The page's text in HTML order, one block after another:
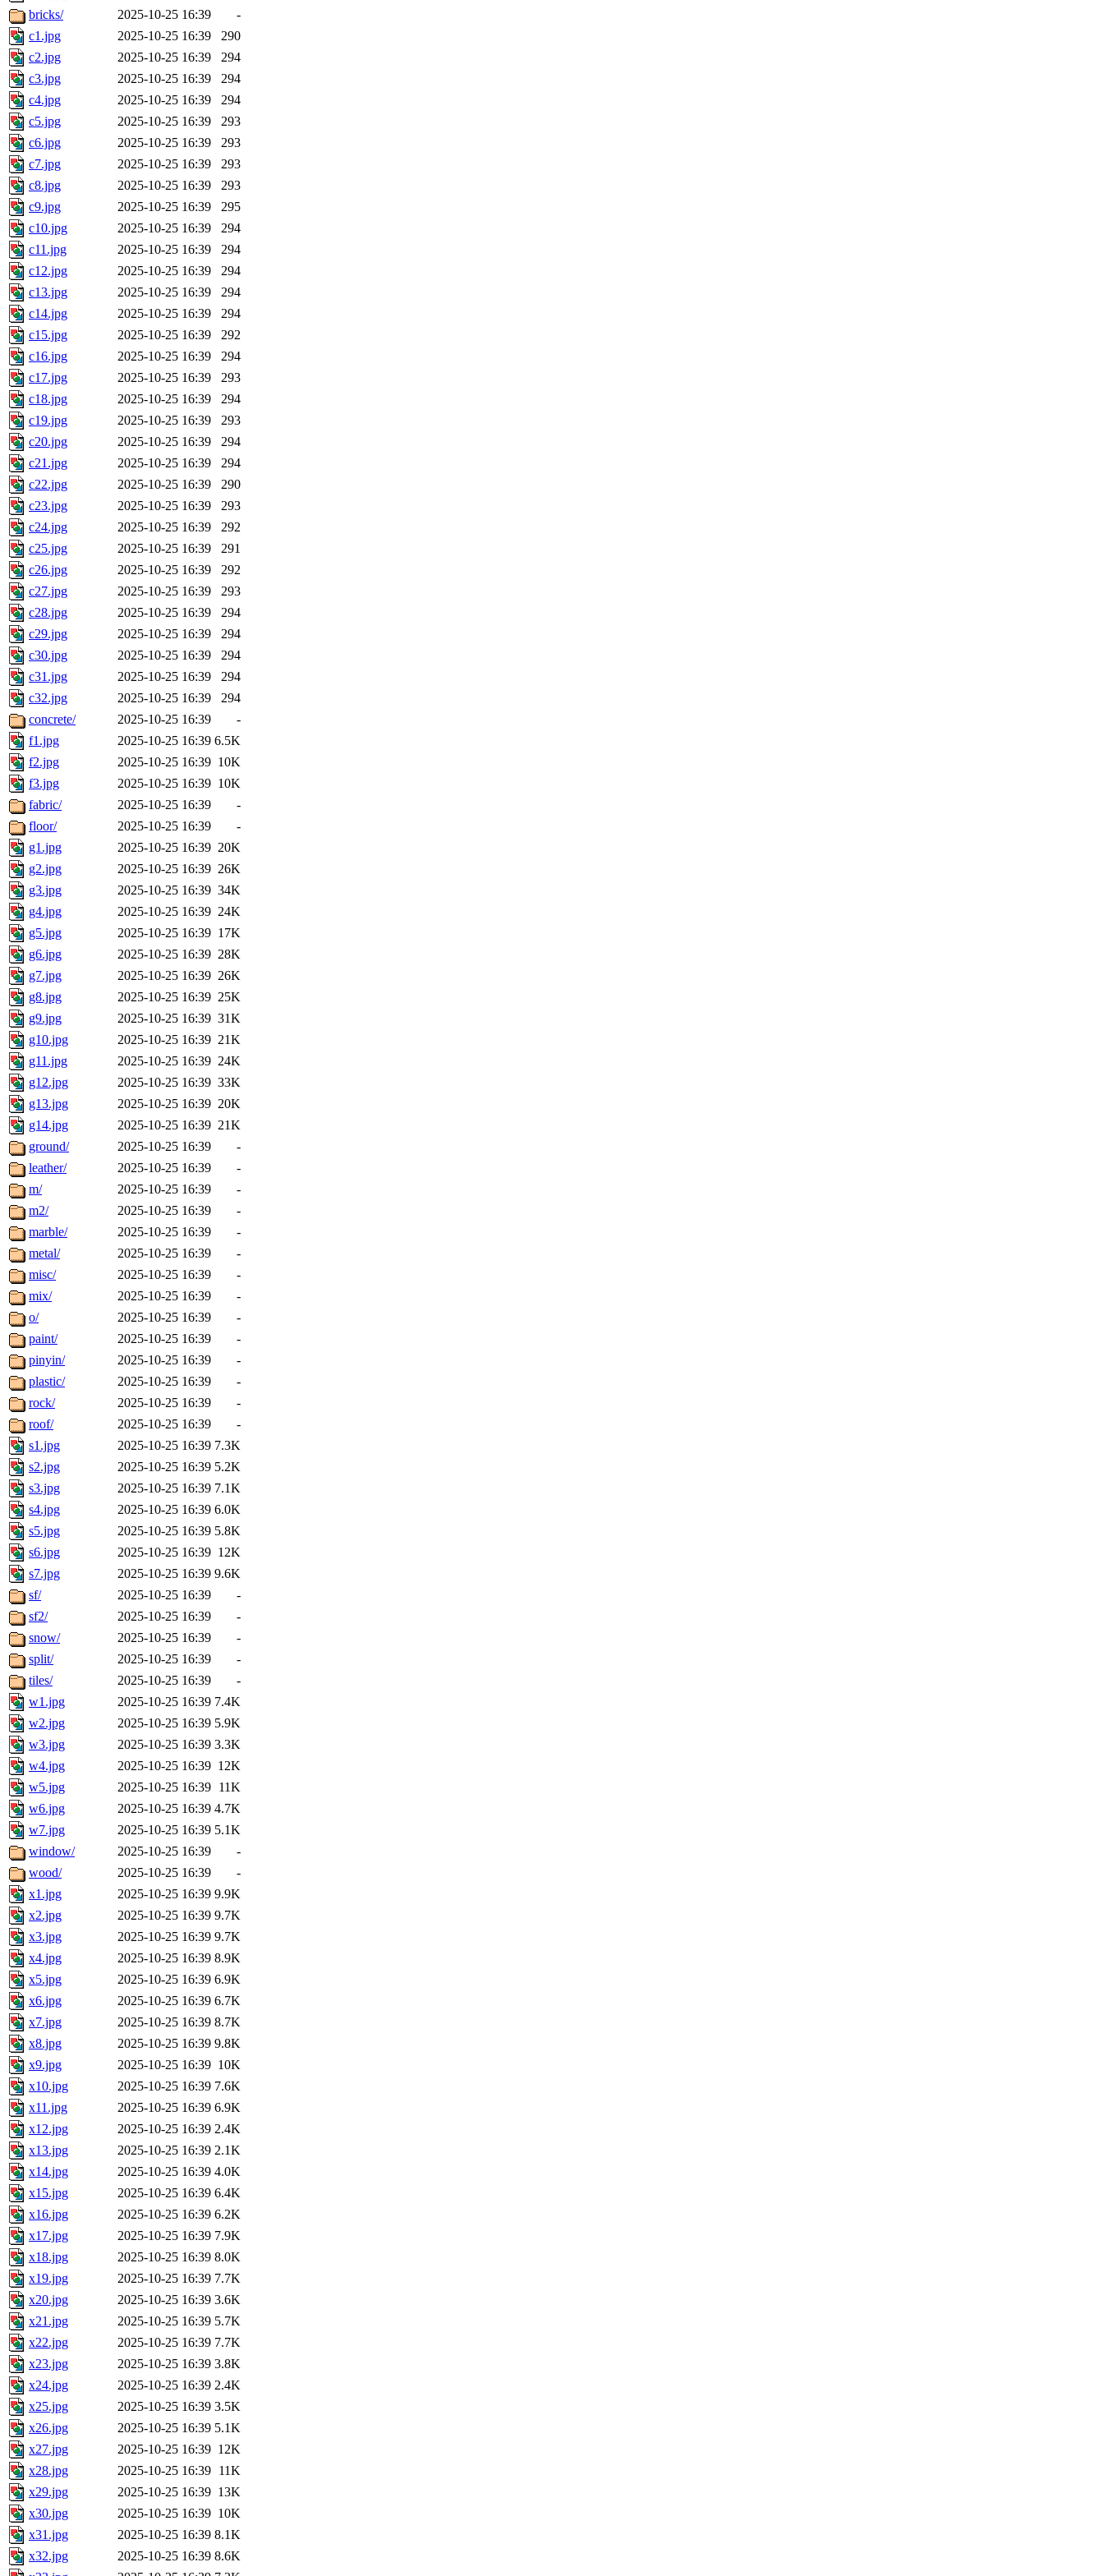
bricks/
2025-10-25 16:39
-
c1.jpg
2025-10-25 16:39
290
c2.jpg
2025-10-25 16:39
294
c3.jpg
2025-10-25 16:39
294
c4.jpg
2025-10-25 16:39
294
c5.jpg
2025-10-25 16:39
293
c6.jpg
2025-10-25 16:39
293
c7.jpg
2025-10-25 16:39
293
c8.jpg
2025-10-25 16:39
293
c9.jpg
2025-10-25 16:39
295
c10.jpg
2025-10-25 16:39
294
c11.jpg
2025-10-25 16:39
294
c12.jpg
2025-10-25 16:39
294
c13.jpg
2025-10-25 16:39
294
c14.jpg
2025-10-25 16:39
294
c15.jpg
2025-10-25 16:39
292
c16.jpg
2025-10-25 16:39
294
c17.jpg
2025-10-25 16:39
293
c18.jpg
2025-10-25 16:39
294
c19.jpg
2025-10-25 16:39
293
c20.jpg
2025-10-25 16:39
294
c21.jpg
2025-10-25 16:39
294
c22.jpg
2025-10-25 16:39
290
c23.jpg
2025-10-25 16:39
293
c24.jpg
2025-10-25 16:39
292
c25.jpg
2025-10-25 16:39
291
c26.jpg
2025-10-25 16:39
292
c27.jpg
2025-10-25 16:39
293
c28.jpg
2025-10-25 16:39
294
c29.jpg
2025-10-25 16:39
294
c30.jpg
2025-10-25 16:39
294
c31.jpg
2025-10-25 16:39
294
c32.jpg
2025-10-25 16:39
294
concrete/
2025-10-25 16:39
-
f1.jpg
2025-10-25 16:39 6.5K
f2.jpg
2025-10-25 16:39 10K
f3.jpg
2025-10-25 16:39 10K
fabric/
2025-10-25 16:39
-
floor/
2025-10-25 16:39
-
g1.jpg
2025-10-25 16:39 20K
g2.jpg
2025-10-25 16:39 26K
g3.jpg
2025-10-25 16:39 34K
g4.jpg
2025-10-25 16:39 24K
g5.jpg
2025-10-25 16:39 17K
g6.jpg
2025-10-25 16:39 28K
g7.jpg
2025-10-25 16:39 26K
g8.jpg
2025-10-25 16:39 25K
g9.jpg
2025-10-25 16:39 31K
g10.jpg
2025-10-25 16:39 21K
g11.jpg
2025-10-25 16:39 24K
g12.jpg
2025-10-25 16:39 33K
g13.jpg
2025-10-25 16:39 20K
g14.jpg
2025-10-25 16:39 21K
ground/
2025-10-25 16:39
-
leather/
2025-10-25 16:39
-
m/
2025-10-25 16:39
-
m2/
2025-10-25 16:39
-
marble/
2025-10-25 16:39
-
metal/
2025-10-25 16:39
-
misc/
2025-10-25 16:39
-
mix/
2025-10-25 16:39
-
o/
2025-10-25 16:39
-
paint/
2025-10-25 16:39
-
pinyin/
2025-10-25 16:39
-
plastic/
2025-10-25 16:39
-
rock/
2025-10-25 16:39
-
roof/
2025-10-25 16:39
-
s1.jpg
2025-10-25 16:39 7.3K
s2.jpg
2025-10-25 16:39 5.2K
s3.jpg
2025-10-25 16:39 7.1K
s4.jpg
2025-10-25 16:39 6.0K
s5.jpg
2025-10-25 16:39 5.8K
s6.jpg
2025-10-25 16:39 12K
s7.jpg
2025-10-25 16:39 9.6K
sf/
2025-10-25 16:39
-
sf2/
2025-10-25 16:39
-
snow/
2025-10-25 16:39
-
split/
2025-10-25 16:39
-
tiles/
2025-10-25 16:39
-
w1.jpg
2025-10-25 16:39 7.4K
w2.jpg
2025-10-25 16:39 5.9K
w3.jpg
2025-10-25 16:39 3.3K
w4.jpg
2025-10-25 16:39 12K
w5.jpg
2025-10-25 16:39 11K
w6.jpg
2025-10-25 16:39 4.7K
w7.jpg
2025-10-25 16:39 5.1K
window/
2025-10-25 16:39
-
wood/
2025-10-25 16:39
-
x1.jpg
2025-10-25 16:39 9.9K
x2.jpg
2025-10-25 16:39 9.7K
x3.jpg
2025-10-25 16:39 9.7K
x4.jpg
2025-10-25 16:39 8.9K
x5.jpg
2025-10-25 16:39 6.9K
x6.jpg
2025-10-25 16:39 6.7K
x7.jpg
2025-10-25 16:39 8.7K
x8.jpg
2025-10-25 16:39 9.8K
x9.jpg
2025-10-25 16:39 10K
x10.jpg
2025-10-25 16:39 7.6K
x11.jpg
2025-10-25 16:39 6.9K
x12.jpg
2025-10-25 16:39 2.4K
x13.jpg
2025-10-25 16:39 2.1K
x14.jpg
2025-10-25 16:39 4.0K
x15.jpg
2025-10-25 16:39 6.4K
x16.jpg
2025-10-25 16:39 6.2K
x17.jpg
2025-10-25 16:39 7.9K
x18.jpg
2025-10-25 16:39 8.0K
x19.jpg
2025-10-25 16:39 7.7K
x20.jpg
2025-10-25 16:39 3.6K
x21.jpg
2025-10-25 16:39 5.7K
x22.jpg
2025-10-25 16:39 7.7K
x23.jpg
2025-10-25 16:39 3.8K
x24.jpg
2025-10-25 16:39 2.4K
x25.jpg
2025-10-25 16:39 3.5K
x26.jpg
2025-10-25 16:39 5.1K
x27.jpg
2025-10-25 16:39 12K
x28.jpg
2025-10-25 16:39 11K
x29.jpg
2025-10-25 16:39 13K
x30.jpg
2025-10-25 16:39 10K
x31.jpg
2025-10-25 16:39 8.1K
x32.jpg
2025-10-25 16:39 8.6K